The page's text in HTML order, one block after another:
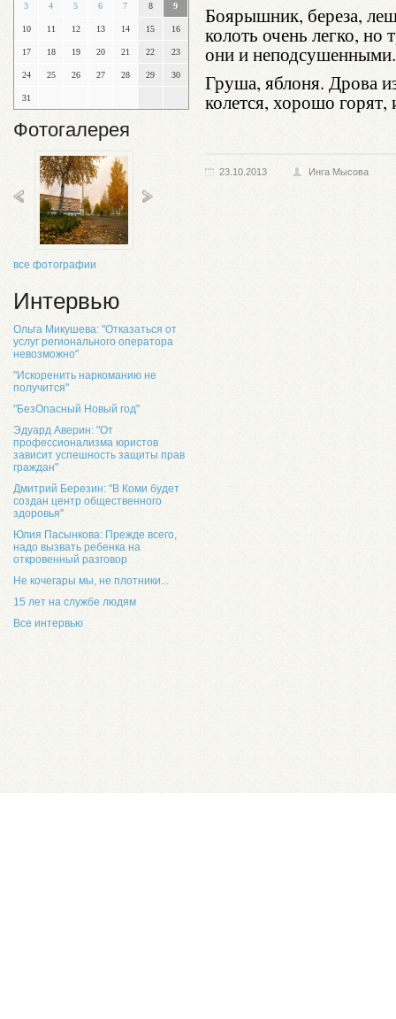
3 4 5 6 7 8 9
10 11 12 13 14 15 16
17 18 19 20 21 22 23
24 25 26 27 28 29 30
31
Фотогалерея
все фотографии
Интервью
Ольга Микушева: "Отказаться от
услуг регионального оператора
невозможно"
"Искоренить наркоманию не
получится"
"БезОпасный Новый год"
Эдуард Аверин: "От
профессионализма юристов
зависит успешность защиты прав
граждан"
Дмитрий Березин: "В Коми будет
создан центр общественного
здоровья"
Юлия Пасынкова: Прежде всего,
надо вызвать ребенка на
откровенный разговор
Не кочегары мы, не плотники...
15 лет на службе людям
Все интервью
Боярышник, береза,
колоть очень легко, но
они и неподсушенными.
Груша, яблоня. Дрова
колется, хорошо горят,
23.10.2013 Инга Мысова